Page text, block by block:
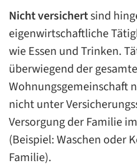
Nicht versichertsind
eigenwirtschaftliche
wie Essen und Trinken.
überwiegend der
Wohnungsgemeinschaft
nicht unter
Versorgung der Familie
(Beispiel: Waschen oder
Familie).